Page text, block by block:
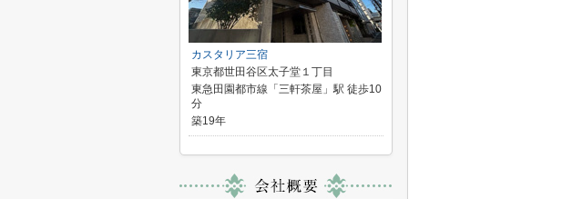
カスタリア三宿
東京都世田谷区太子堂１丁目
東急田園都市線「三軒茶屋」駅 徒歩10
分
築19年